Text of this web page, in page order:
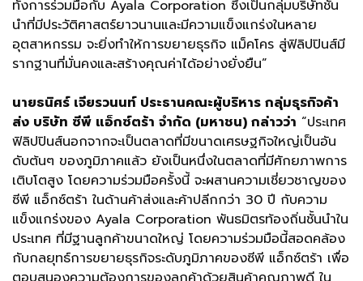
ทั้งการร่วมมือกับ Ayala Corporation ซึ่งเป็นกลุ่มบริษัทชั้น
นำที่มีประวัติศาสตร์ยาวนานและมีความแข็งแกร่งในหลาย
อุตสาหกรรม จะยิ่งทำให้การขยายธุรกิจ แม็คโคร สู่ฟิลิปปินส์มี
รากฐานที่มั่นคงและสร้างคุณค่าได้อย่างยั่งยืน”
นายธนิศร์ เจียรวนนท์ ประธานคณะผู้บริหาร กลุ่มธุรกิจค้า
ส่ง บริษัท ซีพี แอ็กซ์ตร้า จำกัด (มหาชน) กล่าวว่า “ประเทศ
ฟิลิปปินส์นอกจากจะเป็นตลาดที่มีขนาดเศรษฐกิจใหญ่เป็นอัน
ดับต้นๆ ของภูมิภาคแล้ว ยังเป็นหนึ่งในตลาดที่มีศักยภาพการ
เติบโตสูง โดยความร่วมมือครั้งนี้ จะผสานความเชี่ยวชาญของ
ซีพี แอ็กซ์ตร้า ในด้านค้าส่งและค้าปลีกกว่า 30 ปี กับความ
แข็งแกร่งของ Ayala Corporation พันธมิตรท้องถิ่นชั้นนำใน
ประเทศ ที่มีฐานลูกค้าขนาดใหญ่ โดยความร่วมมือนี้สอดคล้อง
กับกลยุทธ์การขยายธุรกิจระดับภูมิภาคของซีพี แอ็กซ์ตร้า เพื่อ